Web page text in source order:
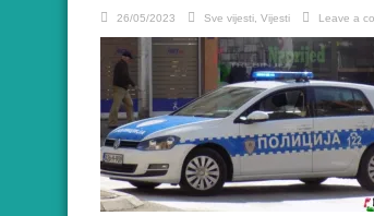
26/05/2023 Sve vijesti Vijesti Leave a